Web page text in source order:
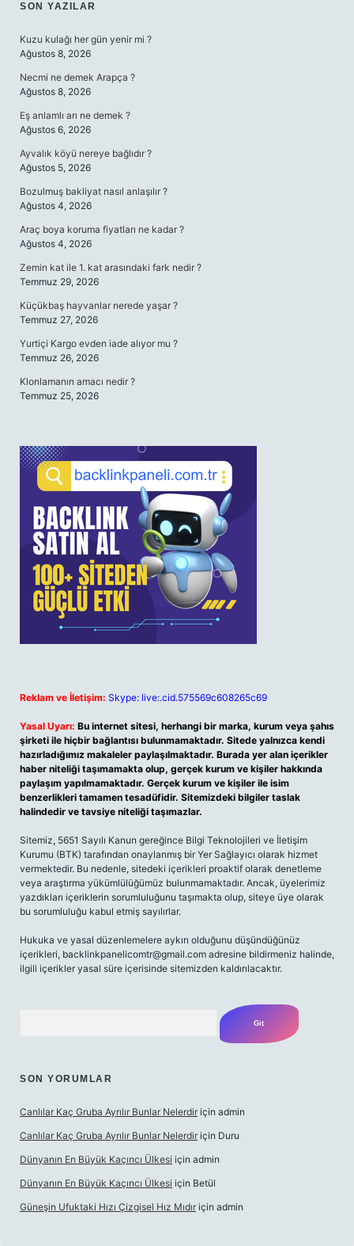
SIDEBAR
SON YAZILAR
Kuzu kulağı her gün yenir mi ?
Ağustos 8, 2026
Necmi ne demek Arapça ?
Ağustos 8, 2026
Eş anlamlı arı ne demek ?
Ağustos 6, 2026
Ayvalık köyü nereye bağlıdır ?
Ağustos 5, 2026
Bozulmuş bakliyat nasıl anlaşılır ?
Ağustos 4, 2026
Araç boya koruma fiyatları ne kadar ?
Ağustos 4, 2026
Zemin kat ile 1. kat arasındaki fark nedir ?
Temmuz 29, 2026
Küçükbaş hayvanlar nerede yaşar ?
Temmuz 27, 2026
Yurtiçi Kargo evden iade alıyor mu ?
Temmuz 26, 2026
Klonlamanın amacı nedir ?
Temmuz 25, 2026
Reklam ve İletişim: Skype: live:.cid.575569c608265c69
Yasal Uyarı: Bu internet sitesi, herhangi bir marka, kurum veya şahıs
şirketi ile hiçbir bağlantısı bulunmamaktadır. Sitede yalnızca kendi
hazırladığımız makaleler paylaşılmaktadır. Burada yer alan içerikler
haber niteliği taşımamakta olup, gerçek kurum ve kişiler hakkında
paylaşım yapılmamaktadır. Gerçek kurum ve kişiler ile isim
benzerlikleri tamamen tesadüfidir. Sitemizdeki bilgiler taslak
halindedir ve tavsiye niteliği taşımazlar.
Sitemiz, 5651 Sayılı Kanun gereğince Bilgi Teknolojileri ve İletişim
Kurumu (BTK) tarafından onaylanmış bir Yer Sağlayıcı olarak hizmet
vermektedir. Bu nedenle, sitedeki içerikleri proaktif olarak denetleme
veya araştırma yükümlülüğümüz bulunmamaktadır. Ancak, üyelerimiz
yazdıkları içeriklerin sorumluluğunu taşımakta olup, siteye üye olarak
bu sorumluluğu kabul etmiş sayılırlar.
Hukuka ve yasal düzenlemelere aykırı olduğunu düşündüğünüz
içerikleri, backlinkpanelicomtr@gmail.com adresine bildirmeniz halinde,
ilgili içerikler yasal süre içerisinde sitemizden kaldırılacaktır.
SON YORUMLAR
Canlılar Kaç Gruba Ayrılır Bunlar Nelerdir için admin
Canlılar Kaç Gruba Ayrılır Bunlar Nelerdir için Duru
Dünyanın En Büyük Kaçıncı Ülkesi için admin
Dünyanın En Büyük Kaçıncı Ülkesi için Betül
Güneşin Ufuktaki Hızı Çizgisel Hız Mıdır için admin